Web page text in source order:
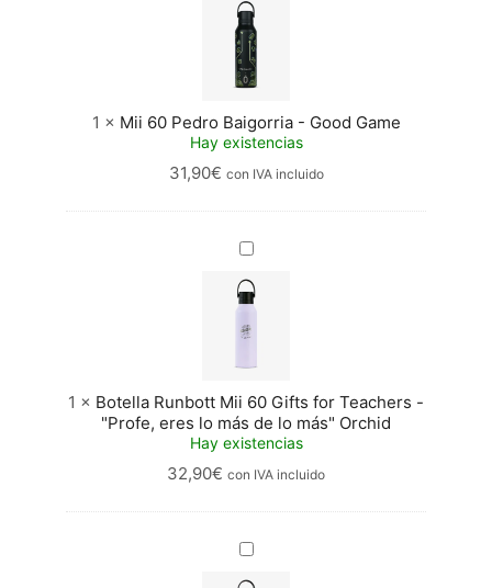
Pedro
Baigorria
-
Good
Game
1 × Mii 60 Pedro Baigorria - Good Game
Hay existencias
31,90€ con IVA incluido
Botella
Mii
60
Gifts
Teachers
-
"Profe,
eres
más
más"
Orchid
1 × Botella Runbott Mii 60 Gifts for Teachers -
"Profe, eres lo más de lo más" Orchid
Hay existencias
32,90€ con IVA incluido
Botella